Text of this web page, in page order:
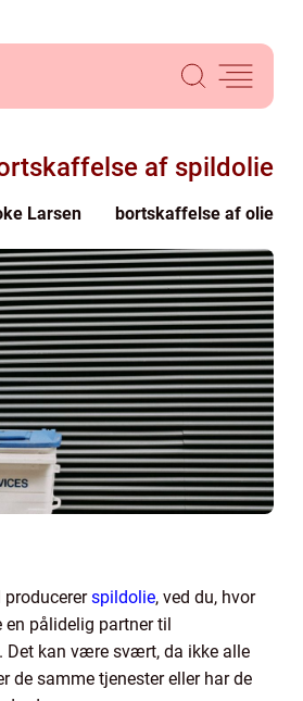
af spildolie
Larsen bortskaffelse af olie
spildolie, ved du, hvor
pålidelig partner til
Det kan være svært, da ikke alle
de samme tjenester eller har de